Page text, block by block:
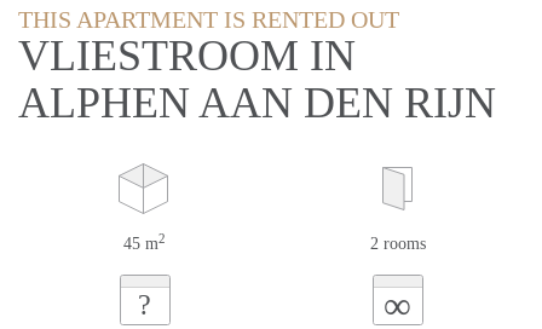
THIS APARTMENT IS RENTED OUT
VLIESTROOM IN
ALPHEN AAN DEN RIJN
45 m2 2 rooms
? ∞